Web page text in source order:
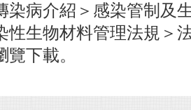
染病介紹＞感染管制及
性生物材料管理法規＞
覽下載。